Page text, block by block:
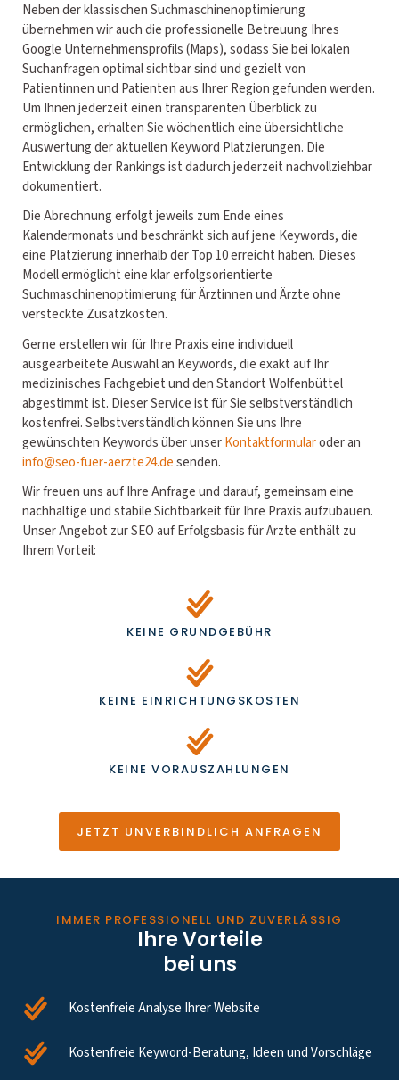
Neben der klassischen Suchmaschinenoptimierung
übernehmen wir auch die professionelle Betreuung Ihres
Google Unternehmensprofils (Maps), sodass Sie bei lokalen
Suchanfragen optimal sichtbar sind und gezielt von
Patientinnen und Patienten aus Ihrer Region gefunden werden.
Um Ihnen jederzeit einen transparenten Überblick zu
ermöglichen, erhalten Sie wöchentlich eine übersichtliche
Auswertung der aktuellen Keyword Platzierungen. Die
Entwicklung der Rankings ist dadurch jederzeit nachvollziehbar
dokumentiert.
Die Abrechnung erfolgt jeweils zum Ende eines
Kalendermonats und beschränkt sich auf jene Keywords, die
eine Platzierung innerhalb der Top 10 erreicht haben. Dieses
Modell ermöglicht eine klar erfolgsorientierte
Suchmaschinenoptimierung für Ärztinnen und Ärzte ohne
versteckte Zusatzkosten.
Gerne erstellen wir für Ihre Praxis eine individuell
ausgearbeitete Auswahl an Keywords, die exakt auf Ihr
medizinisches Fachgebiet und den Standort Wolfenbüttel
abgestimmt ist. Dieser Service ist für Sie selbstverständlich
kostenfrei. Selbstverständlich können Sie uns Ihre
gewünschten Keywords über unserKontaktformularoder an
info@seo-fuer-aerzte24.desenden.
Wir freuen uns auf Ihre Anfrage und darauf, gemeinsam eine
nachhaltige und stabile Sichtbarkeit für Ihre Praxis aufzubauen.
Unser Angebot zur SEO auf Erfolgsbasis für Ärzte enthält zu
Ihrem Vorteil:
KEINE GRUNDGEBÜHR
KEINE EINRICHTUNGSKOSTEN
KEINE VORAUSZAHLUNGEN
JETZT UNVERBINDLICH ANFRAGEN
IMMER PROFESSIONELL UND ZUVERLÄSSIG
Ihre Vorteile
bei uns
Kostenfreie Analyse Ihrer Website
Kostenfreie Keyword-Beratung, Ideen und Vorschläge